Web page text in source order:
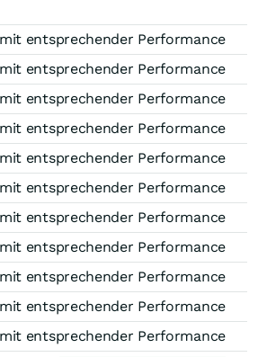
entsprechender Performance
entsprechender Performance
entsprechender Performance
entsprechender Performance
entsprechender Performance
entsprechender Performance
entsprechender Performance
entsprechender Performance
entsprechender Performance
entsprechender Performance
entsprechender Performance